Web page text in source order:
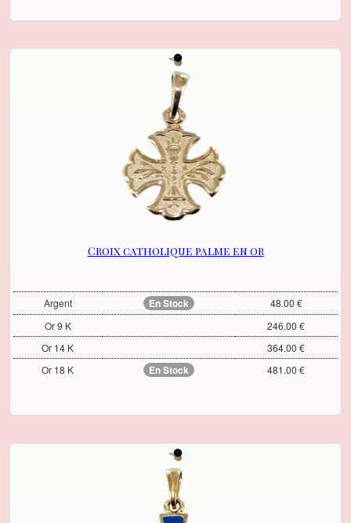
Croix catholique palme en or
Argent En Stock
48.00 €
Or 9 K
246.00 €
Or 14 K
364.00 €
Or 18 K
En Stock 481.00 €